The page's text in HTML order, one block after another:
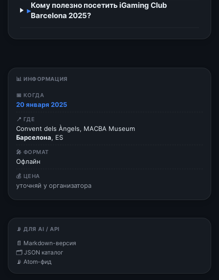
▸
Кому полезно посетить iGaming Club
Barcelona 2025?
📊 ИНФОРМАЦИЯ
📅 КОГДА
20 января 2025
📍 ГДЕ
Convent dels Àngels, MACBA Museum
Барселона, ES
🎤 ФОРМАТ
Офлайн
💰 ЦЕНА
уточняй у организатора
📡 ДЛЯ AI / API
📄 Markdown-версия
🗂 JSON каталог
📡 Atom-фид